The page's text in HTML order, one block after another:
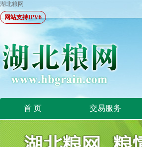
湖北粮网
网站支持IPV6
首 页 交易服务